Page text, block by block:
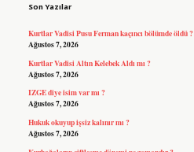
Son Yazılar
Kurtlar Vadisi Pusu Ferman kaçıncı bölümde öldü ?
Ağustos 7, 2026
Kurtlar Vadisi Altın Kelebek Aldı mı ?
Ağustos 7, 2026
IZGE diye isim var mı ?
Ağustos 7, 2026
Hukuk okuyup işsiz kalınır mı ?
Ağustos 7, 2026